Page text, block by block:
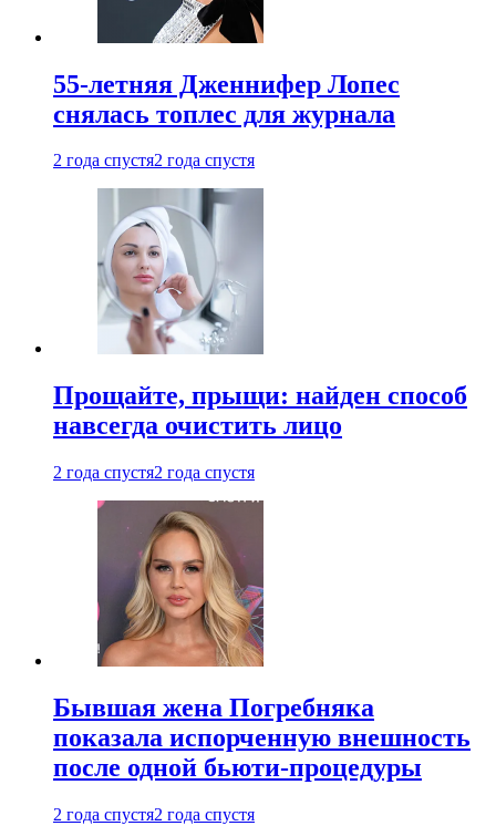
55-летняя Дженнифер Лопес
снялась топлес для журнала
2 года спустя2 года спустя
Прощайте, прыщи: найден способ
навсегда очистить лицо
2 года спустя2 года спустя
Бывшая жена Погребняка
показала испорченную внешность
после одной бьюти-процедуры
2 года спустя2 года спустя